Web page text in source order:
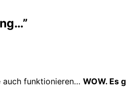
auch funktionieren… WOW. Es